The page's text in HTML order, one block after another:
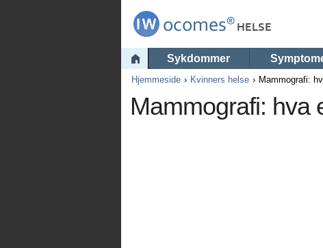
Sykdommer
Hjemmeside Kvinners helse Mammografi:
Mammografi: hva